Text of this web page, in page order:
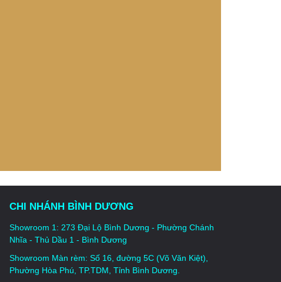
CHI NHÁNH BÌNH DƯƠNG
Showroom 1: 273 Đại Lộ Bình Dương - Phường Chánh
Nhĩa - Thủ Dầu 1 - Bình Dương
Showroom Màn rèm: Số 16, đường 5C (Võ Văn Kiệt),
Phường Hòa Phú, TP.TDM, Tỉnh Bình Dương.